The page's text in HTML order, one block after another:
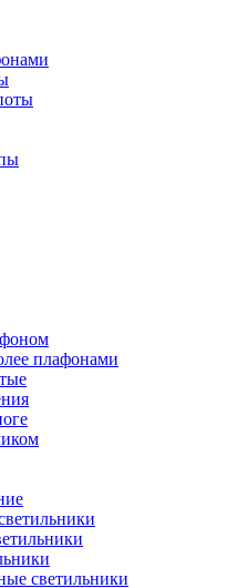
плафонами
светильники